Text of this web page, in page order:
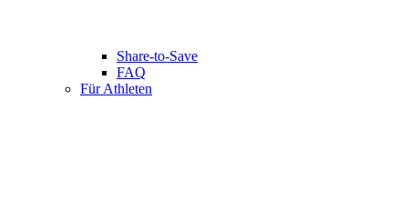
Share-to-Save
FAQ
Für Athleten